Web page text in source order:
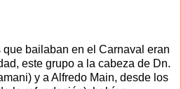
que bailaban en el Carnaval eran
este grupo a la cabeza de Dn.
y a Alfredo Main, desde los